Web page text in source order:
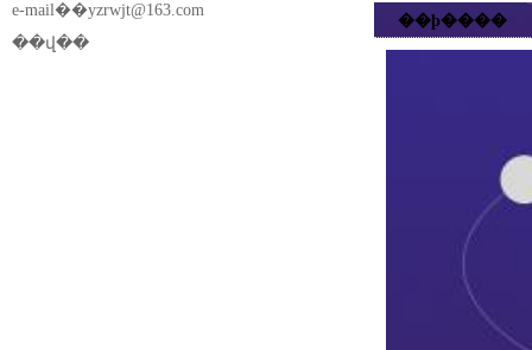
e-mail��yzrwjt@163.com
��վ��
��ϸ����